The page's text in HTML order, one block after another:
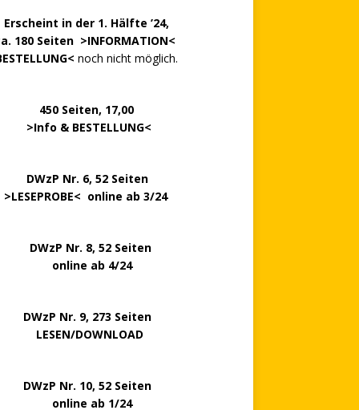
Erscheint in der 1. Hälfte ’24,
180 Seiten >INFORMATION<
noch nicht möglich.
Seiten, 17,00
Info & BESTELLUNG<
DWzP Nr. 6, 52 Seiten
>LESEPROBE< online ab 3/24
Nr. 8, 52 Seiten
ab 4/24
Nr. 9, 273 Seiten
LESEN/DOWNLOAD
Nr. 10, 52 Seiten
ab 1/24